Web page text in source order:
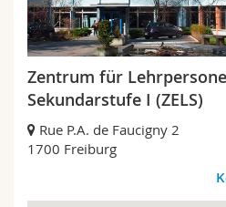
Zentrum für
Sekundarstufe I (ZELS)
Rue P.A. de Faucigny 2
1700 Freiburg